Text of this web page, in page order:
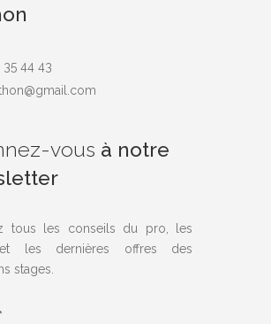
44 43
vous à notre
tous les conseils du pro, les
les dernières offres des
stages.
*